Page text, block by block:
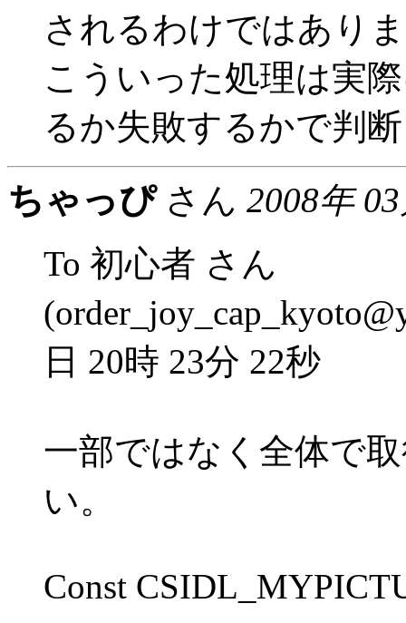
されるわけではあり
こういった処理は実
るか失敗するかで判
ちゃっぴさん 2008年
To 初心者 さん
日 20時 23分 22秒
一部ではなく全体で
い。
Const